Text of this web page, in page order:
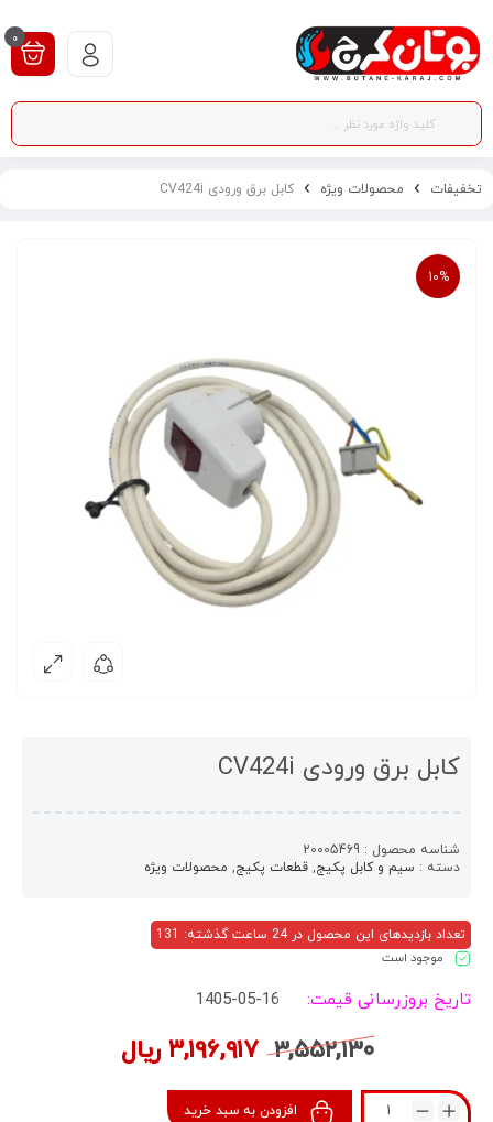
0
تخفیفات محصولات ویژه کابل برق ورودی CV424i
10%
کابل برق ورودی CV424i
شناسه محصول : 20005469
دسته : سیم و کابل پکیج, قطعات پکیج, محصولات ویژه
تعداد بازدیدهای این محصول در 24 ساعت گذشته: 131
موجود است
تاریخ بروزرسانی قیمت: 1405-05-16
۳,۵۵۲,۱۳۰ ۳,۱۹۶,۹۱۷ ریال
افزودن به سبد خرید